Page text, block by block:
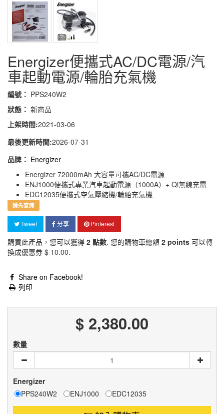
Energizer便攜式AC/DC電源/汽
車起動電源/輪胎充氣機
編號： PPS240W2
狀態： 新商品
上架時間:2021-03-06
最後更新時間:2026-07-31
品牌： Energizer
Energizer 72000mAh 大容量可攜AC/DC電源
ENJ1000便攜式專業汽車起動電源（1000A）+ Qi無線充電
EDC12035便攜式空氣壓縮機/輪胎充氣機
請先查詢
Tweet 分享 Pinterest
購買此產品，您可以獲得 2 點數. 您的購物車總額 2 points 可以轉
換成優惠券 $ 10.00.
Share on Facebook!
列印
$ 2,380.00
數量
Energizer
PPS240W2
ENJ1000 EDC12035